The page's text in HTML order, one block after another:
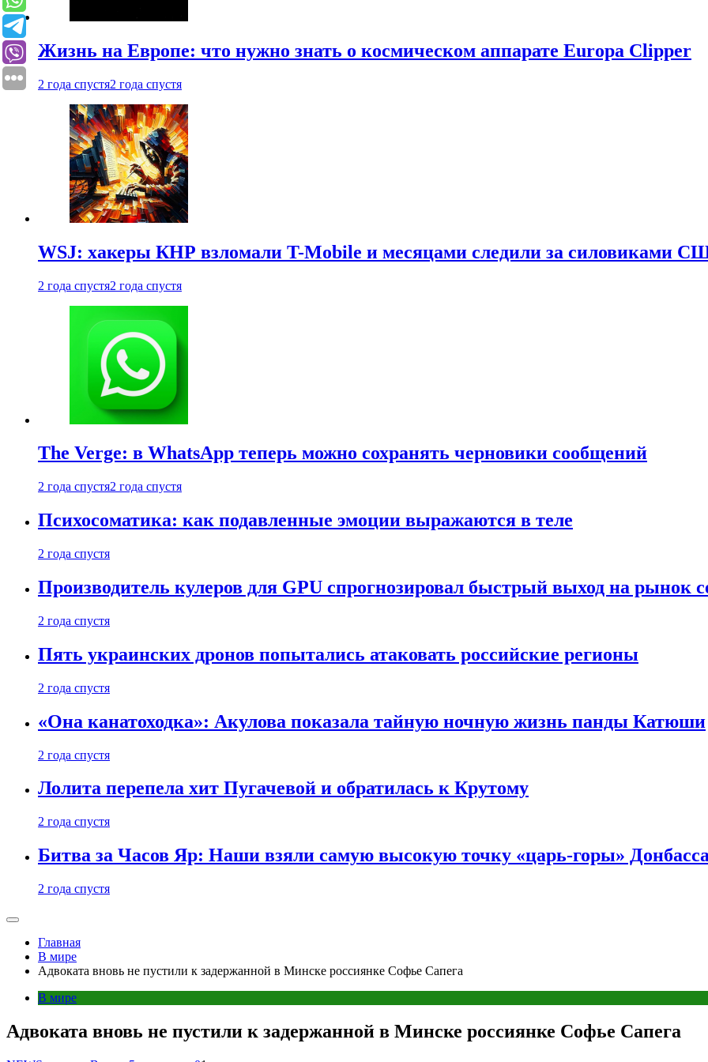
Жизнь на Европе: что нужно знать о космическом аппарате Europa Clipper
2 года спустя2 года спустя
WSJ: хакеры КНР взломали T-Mobile и месяцами следили за силовиками
2 года спустя2 года спустя
The Verge: в WhatsApp теперь можно сохранять черновики сообщений
2 года спустя2 года спустя
Психосоматика: как подавленные эмоции выражаются в теле
2 года спустя
Производитель кулеров для GPU спрогнозировал быстрый выход на рынок
2 года спустя
Пять украинских дронов попытались атаковать российские регионы
2 года спустя
«Она канатоходка»: Акулова показала тайную ночную жизнь панды Катюши
2 года спустя
Лолита перепела хит Пугачевой и обратилась к Крутому
2 года спустя
Битва за Часов Яр: Наши взяли самую высокую точку «царь-горы»
2 года спустя
Главная
В мире
Адвоката вновь не пустили к задержанной в Минске россиянке Софье Сапега
В мире
Адвоката вновь не пустили к задержанной в Минске россиянке Софье Сапега